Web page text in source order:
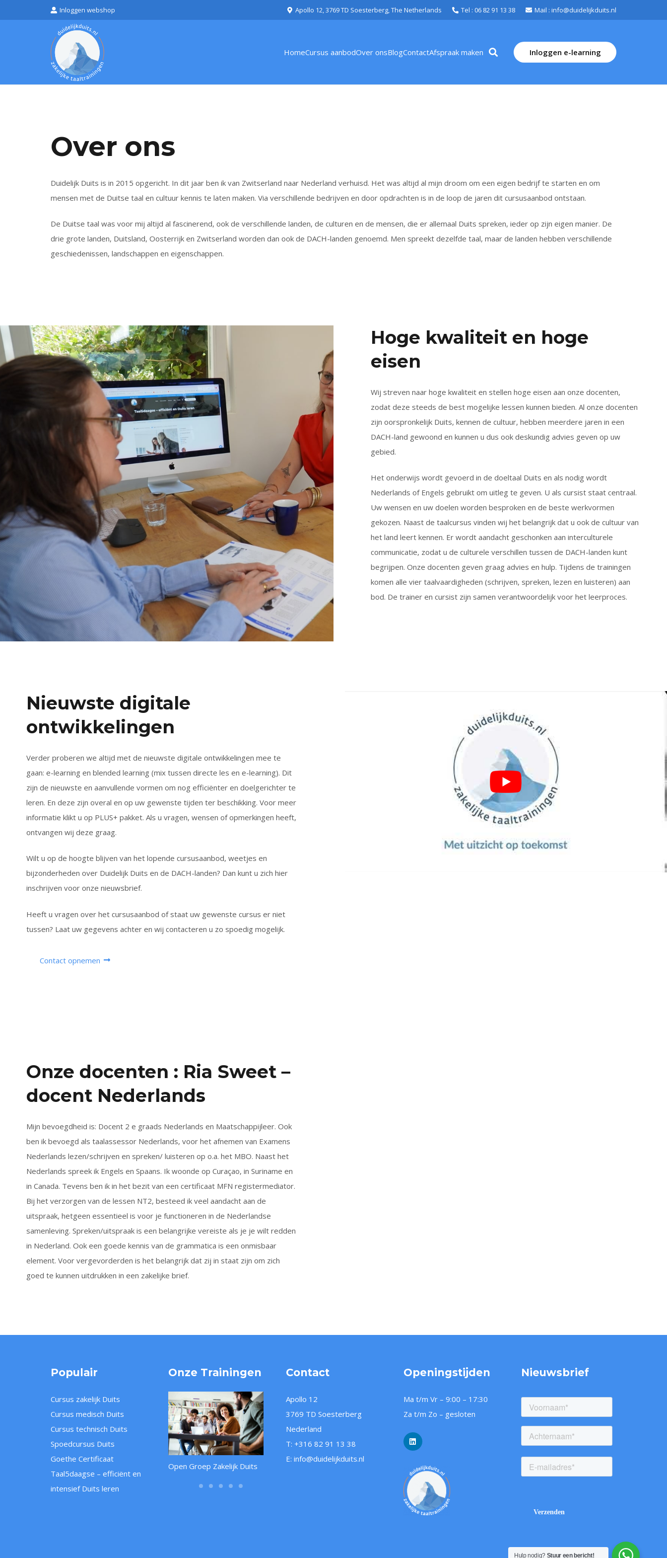
Inloggen webshop Apollo 12, 3769 TD Soesterberg, The Netherlands Tel : 06 82 91 13 38 Mail : info@duidelijkduits.nl
HomeCursus aanbodOver onsBlogContactAfspraak maken Inloggen e-learning
Over ons
Duidelijk Duits is in 2015 opgericht. In dit jaar ben ik van Zwitserland naar Nederland verhuisd. Het was altijd al mijn droom om een eigen bedrijf te starten en om
mensen met de Duitse taal en cultuur kennis te laten maken. Via verschillende bedrijven en door opdrachten is in de loop de jaren dit cursusaanbod ontstaan.
De Duitse taal was voor mij altijd al fascinerend, ook de verschillende landen, de culturen en de mensen, die er allemaal Duits spreken, ieder op zijn eigen manier. De
drie grote landen, Duitsland, Oosterrijk en Zwitserland worden dan ook de DACH-landen genoemd. Men spreekt dezelfde taal, maar de landen hebben verschillende
geschiedenissen, landschappen en eigenschappen.
Hoge kwaliteit en hoge
eisen
Wij streven naar hoge kwaliteit en stellen hoge eisen aan onze docenten,
zodat deze steeds de best mogelijke lessen kunnen bieden. Al onze docenten
zijn oorspronkelijk Duits, kennen de cultuur, hebben meerdere jaren in een
DACH-land gewoond en kunnen u dus ook deskundig advies geven op uw
gebied.
Het onderwijs wordt gevoerd in de doeltaal Duits en als nodig wordt
Nederlands of Engels gebruikt om uitleg te geven. U als cursist staat centraal.
Uw wensen en uw doelen worden besproken en de beste werkvormen
gekozen. Naast de taalcursus vinden wij het belangrijk dat u ook de cultuur van
het land leert kennen. Er wordt aandacht geschonken aan interculturele
communicatie, zodat u de culturele verschillen tussen de DACH-landen kunt
begrijpen. Onze docenten geven graag advies en hulp. Tijdens de trainingen
komen alle vier taalvaardigheden (schrijven, spreken, lezen en luisteren) aan
bod. De trainer en cursist zijn samen verantwoordelijk voor het leerproces.
Nieuwste digitale
ontwikkelingen
Verder proberen we altijd met de nieuwste digitale ontwikkelingen mee te
gaan: e-learning en blended learning (mix tussen directe les en e-learning). Dit
zijn de nieuwste en aanvullende vormen om nog efficiënter en doelgerichter te
leren. En deze zijn overal en op uw gewenste tijden ter beschikking. Voor meer
informatie klikt u op PLUS+ pakket. Als u vragen, wensen of opmerkingen heeft,
ontvangen wij deze graag.
Wilt u op de hoogte blijven van het lopende cursusaanbod, weetjes en
bijzonderheden over Duidelijk Duits en de DACH-landen? Dan kunt u zich hier
inschrijven voor onze nieuwsbrief.
Heeft u vragen over het cursusaanbod of staat uw gewenste cursus er niet
tussen? Laat uw gegevens achter en wij contacteren u zo spoedig mogelijk.
Contact opnemen
Onze docenten : Ria Sweet –
docent Nederlands
Mijn bevoegdheid is: Docent 2 e graads Nederlands en Maatschappijleer. Ook
ben ik bevoegd als taalassessor Nederlands, voor het afnemen van Examens
Nederlands lezen/schrijven en spreken/ luisteren op o.a. het MBO. Naast het
Nederlands spreek ik Engels en Spaans. Ik woonde op Curaçao, in Suriname en
in Canada. Tevens ben ik in het bezit van een certificaat MFN registermediator.
Bij het verzorgen van de lessen NT2, besteed ik veel aandacht aan de
uitspraak, hetgeen essentieel is voor je functioneren in de Nederlandse
samenleving. Spreken/uitspraak is een belangrijke vereiste als je je wilt redden
in Nederland. Ook een goede kennis van de grammatica is een onmisbaar
element. Voor vergevorderden is het belangrijk dat zij in staat zijn om zich
goed te kunnen uitdrukken in een zakelijke brief.
Populair
Cursus zakelijk Duits
Cursus medisch Duits
Cursus technisch Duits
Spoedcursus Duits
Goethe Certificaat
Taal5daagse – efficiënt en
intensief Duits leren
Onze Trainingen
horeca
Open Groep Zakelijk Duits Medisch Duits Online Workshop technisch Duits
NT2-cursus voor beginners
Contact
Apollo 12
3769 TD Soesterberg
Nederland
T: +316 82 91 13 38
E: info@duidelijkduits.nl
Openingstijden
Ma t/m Vr – 9:00 – 17:30
Za t/m Zo – gesloten
Nieuwsbrief
Hulp nodig? Stuur een bericht!